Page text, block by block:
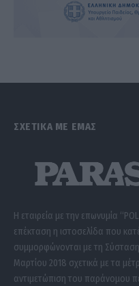
ΣΧΕΤΙΚΑ ΜΕ ΕΜΑΣ
Η εταιρεία με την επωνυμία
επέκταση η ιστοσελίδα που
συμμορφώνονται με τη
Μαρτίου 2018 σχετικά με τα
αντιμετώπιση του παράνομου